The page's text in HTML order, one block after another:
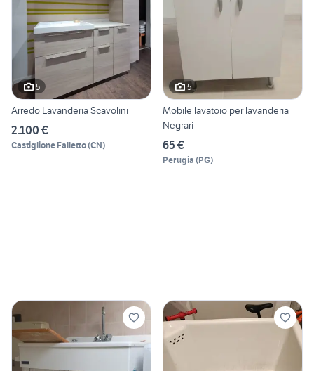
5
Arredo Lavanderia Scavolini
2.100 €
Castiglione Falletto(CN)
5
Mobile lavatoio per lavanderia
Negrari
65 €
Perugia (PG)